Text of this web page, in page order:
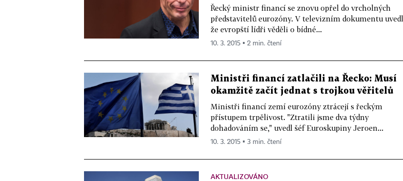
Řecký ministr financí se znovu opřel do vrcholných
představitelů eurozóny. V televizním dokumentu uvedl,
že evropští lídři věděli o bídné...
10. 3. 2015 ▪ 2 min. čtení
Ministři financí zatlačili na Řecko: Musí
okamžitě začít jednat s trojkou věřitelů
Ministři financí zemí eurozóny ztrácejí s řeckým
přístupem trpělivost. "Ztratili jsme dva týdny
dohadováním se," uvedl šéf Euroskupiny Jeroen...
10. 3. 2015 ▪ 3 min. čtení
AKTUALIZOVÁNO